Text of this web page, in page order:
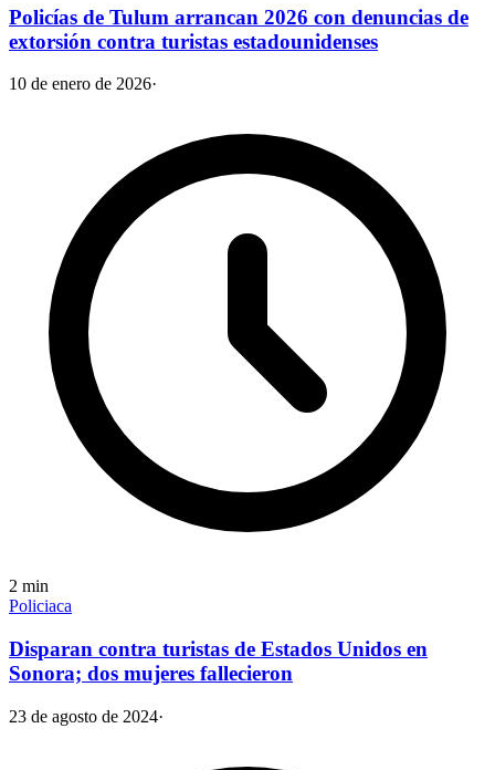
Policías de Tulum arrancan 2026 con denuncias de
extorsión contra turistas estadounidenses
10 de enero de 2026·
2 min
Policiaca
Disparan contra turistas de Estados Unidos en
Sonora; dos mujeres fallecieron
23 de agosto de 2024·